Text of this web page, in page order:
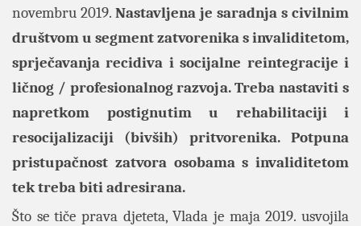
novembru 2019. Nastavljena je saradnja s civilnim
društvom u segment zatvorenika s invaliditetom,
sprječavanja recidiva i socijalne reintegracije i
ličnog / profesionalnog razvoja. Treba nastaviti s
napretkom postignutim u rehabilitaciji i
resocijalizaciji (bivših) pritvorenika. Potpuna
pristupačnost zatvora osobama s invaliditetom
tek treba biti adresirana.
Što se tiče prava djeteta, Vlada je maja 2019. usvojila